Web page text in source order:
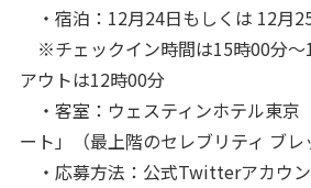
・宿泊：12月24日もしくは 12月
※チェックイン時間は15時00分～
アウトは12時00分
・客室：ウェスティンホテル東京
ート」（最上階のセレブリティ ブレ
・応募方法：公式Twitterアカウ